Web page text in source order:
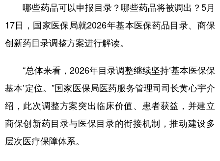
城市 旅游
娱乐
文化产业
北京
哪些药品可以申报目录？哪些药品将被调出？5月
17日，国家医保局就2026年基本医保药品目录、商保
创新药目录调整方案进行解读。
“总体来看，2026年目录调整继续坚持‘基本医保保
基本’定位。”国家医保局医药服务管理司司长黄心宇介
绍，此次调整方案突出临床价值、患者获益，并建立
商保创新药目录与医保目录的衔接机制，推动建设多
层次医疗保障体系。